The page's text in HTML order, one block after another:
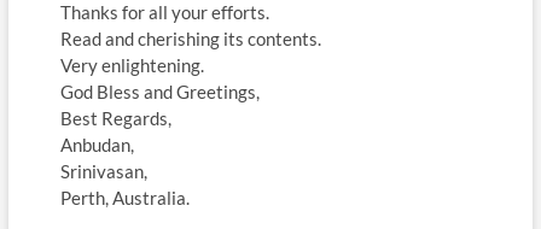
Thanks for all your efforts.
Read and cherishing its contents.
Very enlightening.
God Bless and Greetings,
Best Regards,
Anbudan,
Srinivasan,
Perth, Australia.